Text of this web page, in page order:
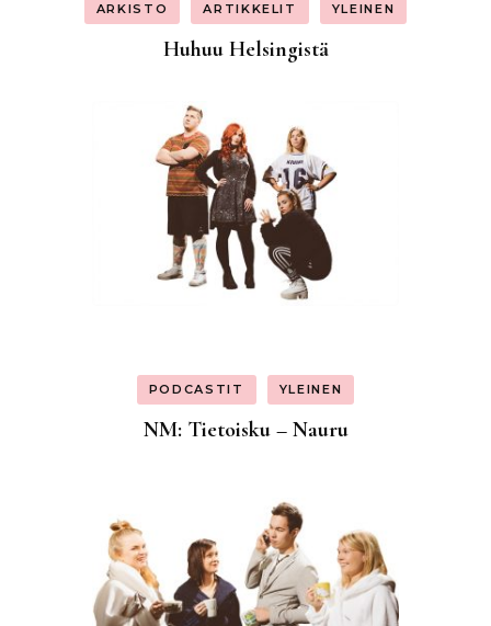
ARKISTO ARTIKKELIT YLEINEN
Huhuu Helsingistä
PODCASTIT YLEINEN
NM: Tietoisku – Nauru